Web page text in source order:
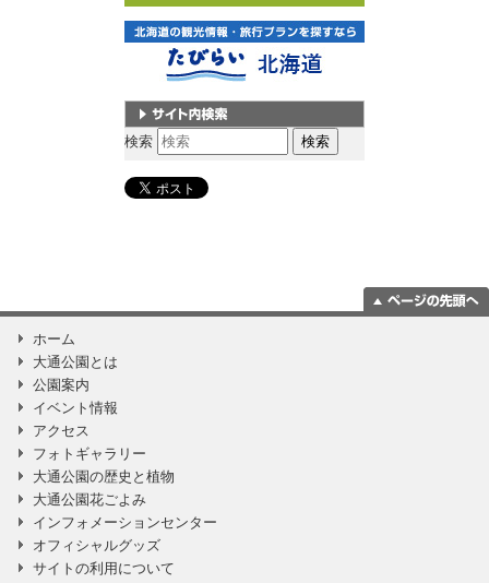
サイト内検索
検索
ホーム
大通公園とは
公園案内
イベント情報
アクセス
フォトギャラリー
大通公園の歴史と植物
大通公園花ごよみ
インフォメーションセンター
オフィシャルグッズ
サイトの利用について